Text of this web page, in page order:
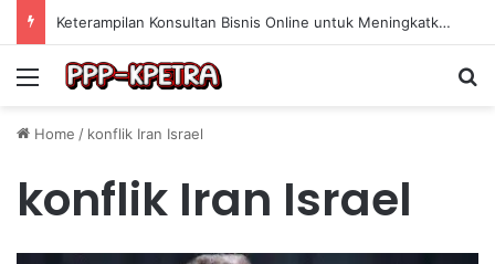
Keterampilan Konsultan Bisnis Online untuk Meningkatkan Pendapatan Berdasarkan Pengalaman Praktis
Menu
Home / konflik Iran Israel
konflik Iran Israel